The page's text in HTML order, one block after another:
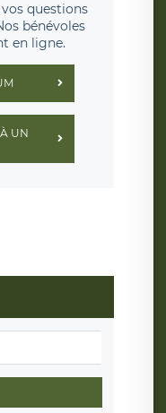
questions
bénévoles
en ligne.
UN